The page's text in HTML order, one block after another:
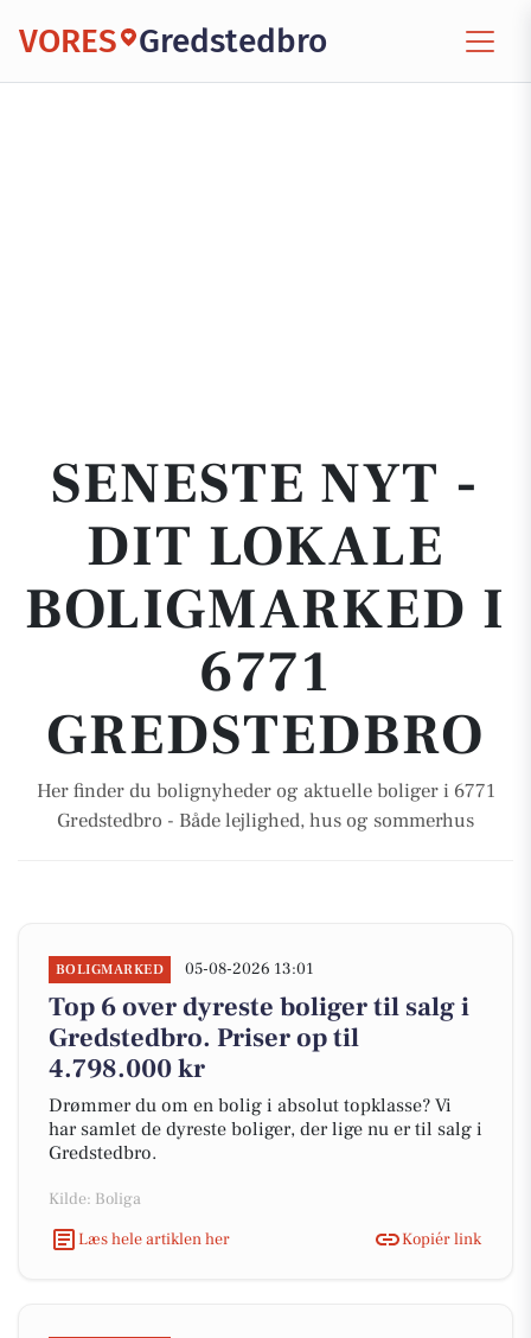
VORES Gredstedbro
SENESTE NYT -
DIT LOKALE
BOLIGMARKED I
6771
GREDSTEDBRO
Her finder du bolignyheder og aktuelle boliger i 6771
Gredstedbro - Både lejlighed, hus og sommerhus
BOLIGMARKED 05-08-2026 13:01
Top 6 over dyreste boliger til salg i
Gredstedbro. Priser op til
4.798.000 kr
Drømmer du om en bolig i absolut topklasse? Vi
har samlet de dyreste boliger, der lige nu er til salg i
Gredstedbro.
Kilde: Boliga
Læs hele artiklen her
Kopiér link